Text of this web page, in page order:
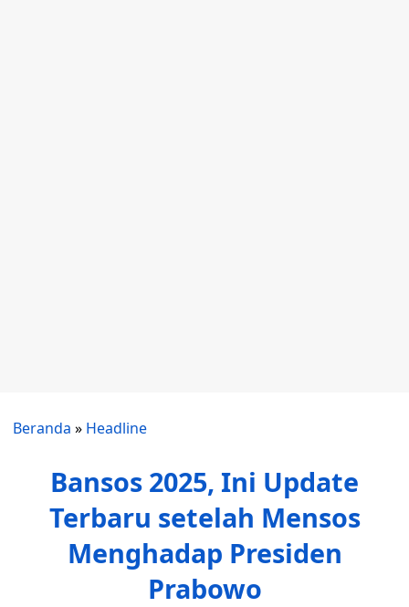
Beranda » Headline
Bansos 2025, Ini Update
Terbaru setelah Mensos
Menghadap Presiden
Prabowo